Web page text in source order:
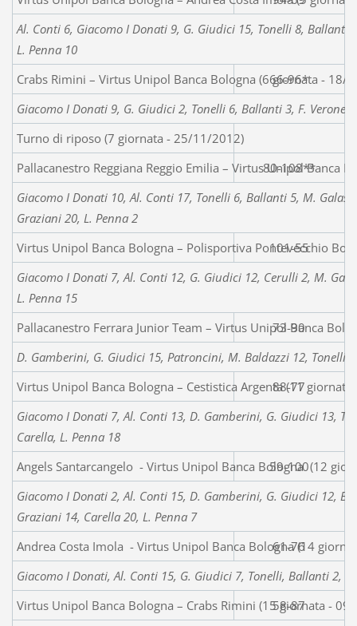
Al. Conti 6, Giacomo I Donati 9, G. Giudici 15, Tonelli 8,
L. Penna 10
Crabs Rimini – Virtus Unipol Banca Bologna (6 giornata - 18/
66-96*
Giacomo I Donati 9, G. Giudici 2, Tonelli 6, Ballanti 3, F.
Turno di riposo (7 giornata - 25/11/2012)
Pallacanestro Reggiana Reggio Emilia – Virtus Unipol Banca
80-108**
Giacomo I Donati 10, Al. Conti 17, Tonelli 6, Ballanti 5, M.
Graziani 20, L. Penna 2
Virtus Unipol Banca Bologna – Polisportiva Pontevecchio
101-55
Giacomo I Donati 7, Al. Conti 12, G. Giudici 12, Cerulli 2, M.
L. Penna 15
Pallacanestro Ferrara Junior Team – Virtus Unipol Banca
73-90
D. Gamberini, G. Giudici 15, Patroncini, M. Baldazzi 12, Tonelli
Virtus Unipol Banca Bologna – Cestistica Argenta (11
88-77
Giacomo I Donati 7, Al. Conti 13, D. Gamberini, G. Giudici 13,
Carella, L. Penna 18
Angels Santarcangelo - Virtus Unipol Banca Bologna (12
59-100
Giacomo I Donati 2, Al. Conti 15, D. Gamberini, G. Giudici 12,
Graziani 14, Carella 20, L. Penna 7
Andrea Costa Imola - Virtus Unipol Banca Bologna (14
61-76
Giacomo I Donati, Al. Conti 15, G. Giudici 7, Tonelli, Ballanti 2,
Virtus Unipol Banca Bologna – Crabs Rimini (15 giornata -
58-87